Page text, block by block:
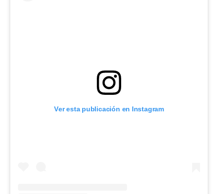
Ver esta publicación en Instagram